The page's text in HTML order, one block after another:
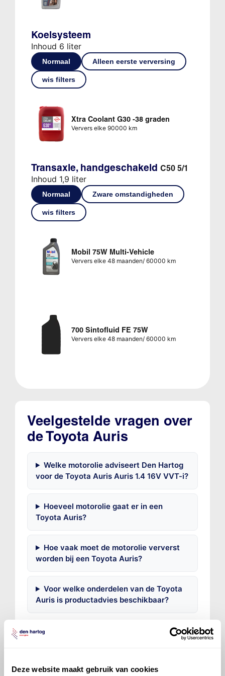
Deze website maakt gebruik van cookies
Koelsysteem
Inhoud 6 liter
Normaal Alleen eerste verversing
wis filters
Xtra Coolant G30 -38 graden
Ververs elke 90000 km
Transaxle, handgeschakeld C50 5/1
Inhoud 1,9 liter
Normaal Zware omstandigheden
wis filters
Mobil 75W Multi-Vehicle
Ververs elke 48 maanden/ 60000 km
700 Sintofluid FE 75W
Ververs elke 48 maanden/ 60000 km
Veelgestelde vragen over
de Toyota Auris
Welke motorolie adviseert Den Hartog
voor de Toyota Auris Auris 1.4 16V VVT-i?
Hoeveel motorolie gaat er in een
Toyota Auris?
Hoe vaak moet de motorolie ververst
worden bij een Toyota Auris?
Voor welke onderdelen van de Toyota
Auris is productadvies beschikbaar?